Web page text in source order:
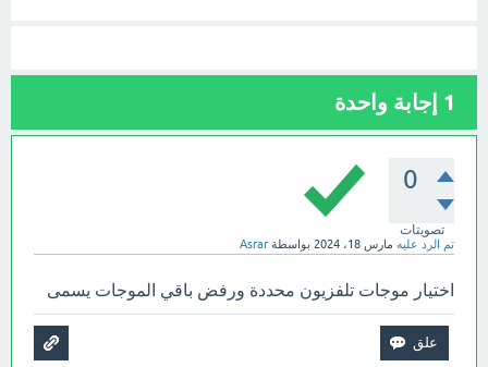
1 إجابة واحدة
0
تصويتات
تم الرد عليه مارس 18، 2024 بواسطة Asrar
اختيار موجات تلفزيون محددة ورفض باقي الموجات يسمى